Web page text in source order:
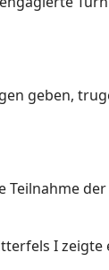
geben,
der
I